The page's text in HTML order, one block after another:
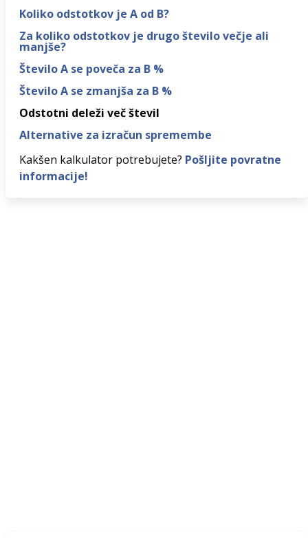
Koliko odstotkov je A od B?
Za koliko odstotkov je drugo število večje ali
manjše?
Število A se poveča za B %
Število A se zmanjša za B %
Odstotni deleži več števil
Alternative za izračun spremembe
Kakšen kalkulator potrebujete? Pošljite povratne
informacije!